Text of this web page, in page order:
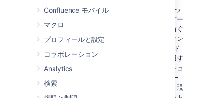
Confluence モバイル
マクロ
プロフィールと設定
コラボレーション
Analytics
検索
Confluence では XSRF 保護が既定で有効になっ
ています。たとえば、ユーザーが悪意のあるデー
タを意図せずに送信するようだまされるのを防ぐ
ために、コメント作成にあたって XSRF トークン
の送信が必要になります。Confluence にバンド
ルされているテーマはすべて、この機能を使用す
るように設計されています。しかし、このセキュ
リティ機能をサポートしていないカスタム テー
マを使用する場合は、機能を無効にできます。現